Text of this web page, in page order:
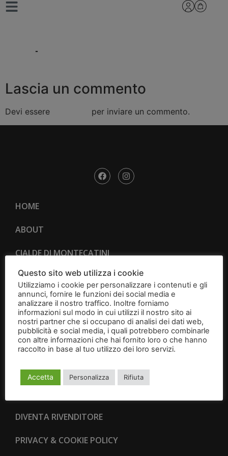
SC05-600×600-
Lascia un commento
Devi essere per inviare un commento.
HOME
ABOUT
CIALDE DI MONTECATINI
CANTUCCI
BRIGIDINI
IDEE REGALO
CONTATTI
CONDIZIONI GENERALI DI VENDITA
DIVENTA RIVENDITORE
PRIVACY & COOKIE POLICY
Questo sito web utilizza i cookie
Utilizziamo i cookie per personalizzare i contenuti e gli
annunci, fornire le funzioni dei social media e
analizzare il nostro traffico. Inoltre forniamo
informazioni sul modo in cui utilizzi il nostro sito ai
nostri partner che si occupano di analisi dei dati web,
pubblicità e social media, i quali potrebbero combinarle
con altre informazioni che hai fornito loro o che hanno
raccolto in base al tuo utilizzo dei loro servizi.
Accetta Personalizza Rifiuta